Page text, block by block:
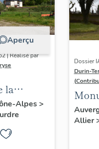
Aperçu
| Réalisé par
la
étudié
Alpes>
Dossier
Durin-
Allier